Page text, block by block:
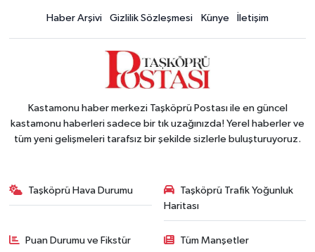
Haber Arşivi Gizlilik Sözleşmesi Künye İletişim
Kastamonu haber merkezi Taşköprü Postası ile en güncel
kastamonu haberleri sadece bir tık uzağınızda! Yerel haberler ve
tüm yeni gelişmeleri tarafsız bir şekilde sizlerle buluşturuyoruz.
Taşköprü Hava Durumu
Taşköprü Trafik Yoğunluk
Haritası
Puan Durumu ve Fikstür Tüm Manşetler